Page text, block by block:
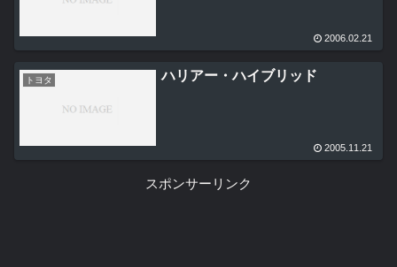
2006.02.21
トヨタ ハリアー・ハイブリッド
2005.11.21
スポンサーリンク